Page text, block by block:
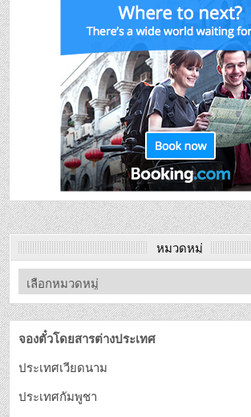
หมวดหมู่
จองตั๋วโดยสารต่างประเทศ
ประเทศเวียดนาม
ประเทศกัมพูชา